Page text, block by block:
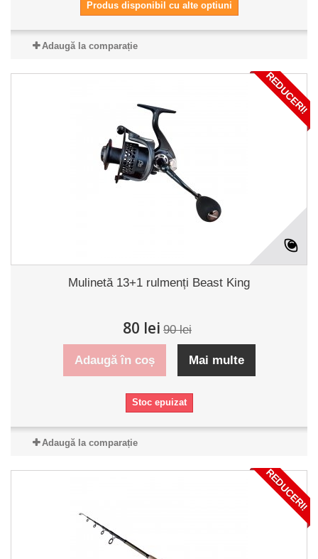
Produs disponibil cu alte optiuni
Adaugă la comparație
REDUCERI!
Mulinetă 13+1 rulmenți Beast King
80 lei 90 lei
Adaugă în coș Mai multe
Stoc epuizat
Adaugă la comparație
REDUCERI!